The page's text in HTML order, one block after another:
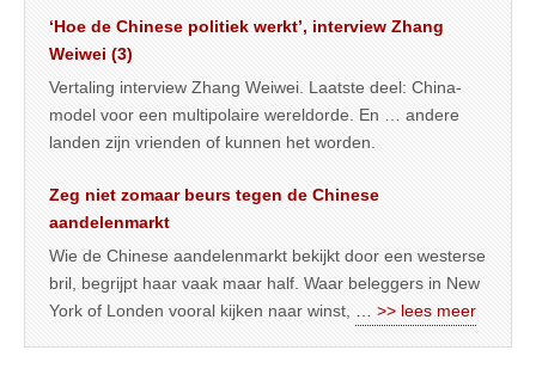
‘Hoe de Chinese politiek werkt’, interview Zhang
Weiwei (3)
Vertaling interview Zhang Weiwei. Laatste deel: China-
model voor een multipolaire wereldorde. En … andere
landen zijn vrienden of kunnen het worden.
Zeg niet zomaar beurs tegen de Chinese
aandelenmarkt
Wie de Chinese aandelenmarkt bekijkt door een westerse
bril, begrijpt haar vaak maar half. Waar beleggers in New
York of Londen vooral kijken naar winst,
… >> lees meer